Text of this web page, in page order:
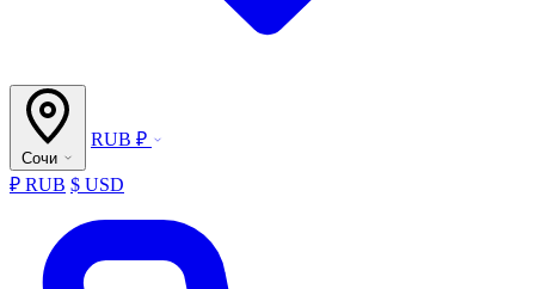
Сочи
RUB ₽
₽ RUB $ USD